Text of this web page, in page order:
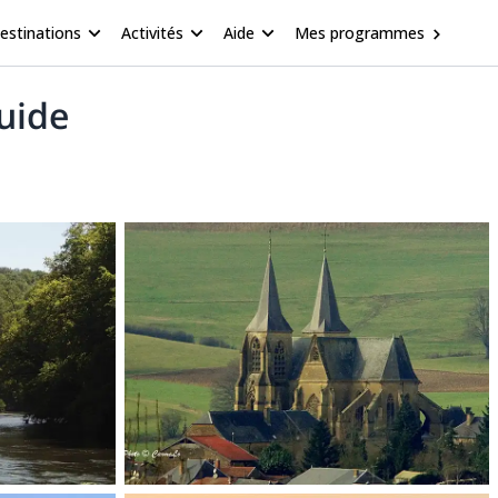
Activités Aide Mes programmes